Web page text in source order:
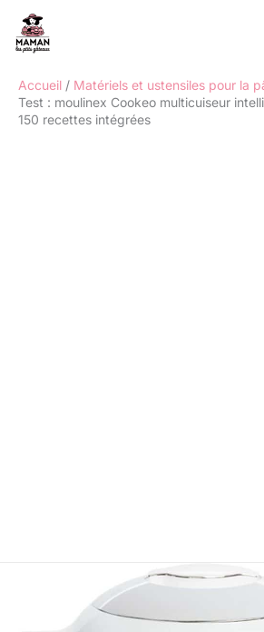
contenu
Accueil
Matériels et ustensiles pour la
Test : moulinex Cookeo multicuiseur
150 recettes intégrées
Rechercher